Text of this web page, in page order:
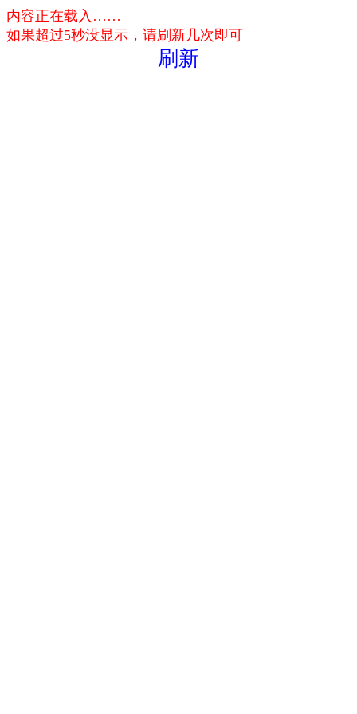
内容正在载入……
如果超过5秒没显示，请刷新几次即可
刷新